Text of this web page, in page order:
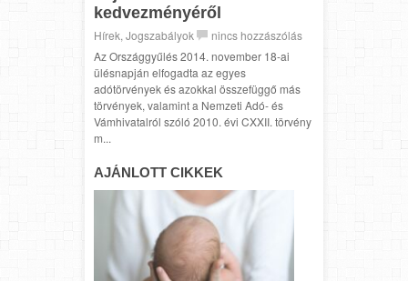
kedvezményéről
Hírek, Jogszabályok
nincs hozzászólás
Az Országgyűlés 2014. november 18-ai
ülésnapján elfogadta az egyes
adótörvények és azokkal összefüggő más
törvények, valamint a Nemzeti Adó- és
Vámhivatalról szóló 2010. évi CXXII. törvény
m...
AJÁNLOTT CIKKEK